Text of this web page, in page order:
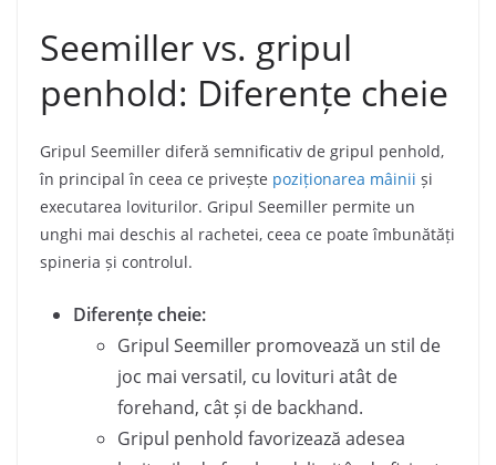
Seemiller vs. gripul
penhold: Diferențe cheie
Gripul Seemiller diferă semnificativ de gripul penhold,
în principal în ceea ce privește poziționarea mâinii și
executarea loviturilor. Gripul Seemiller permite un
unghi mai deschis al rachetei, ceea ce poate îmbunătăți
spineria și controlul.
Diferențe cheie:
Gripul Seemiller promovează un stil de
joc mai versatil, cu lovituri atât de
forehand, cât și de backhand.
Gripul penhold favorizează adesea